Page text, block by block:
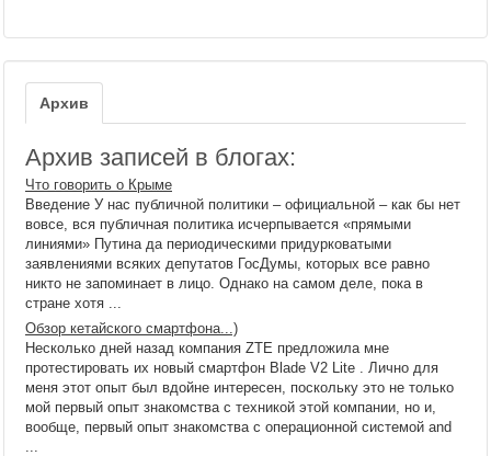
Архив
Архив записей в блогах:
Что говорить о Крыме
Введение У нас публичной политики – официальной – как бы нет
вовсе, вся публичная политика исчерпывается «прямыми
линиями» Путина да периодическими придурковатыми
заявлениями всяких депутатов ГосДумы, которых все равно
никто не запоминает в лицо. Однако на самом деле, пока в
стране хотя ...
Обзор кетайского смартфона...)
Несколько дней назад компания ZTE предложила мне
протестировать их новый смартфон Blade V2 Lite . Лично для
меня этот опыт был вдойне интересен, поскольку это не только
мой первый опыт знакомства с техникой этой компании, но и,
вообще, первый опыт знакомства с операционной системой and
...